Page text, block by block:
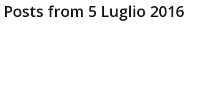
Posts from 5 Luglio 2016